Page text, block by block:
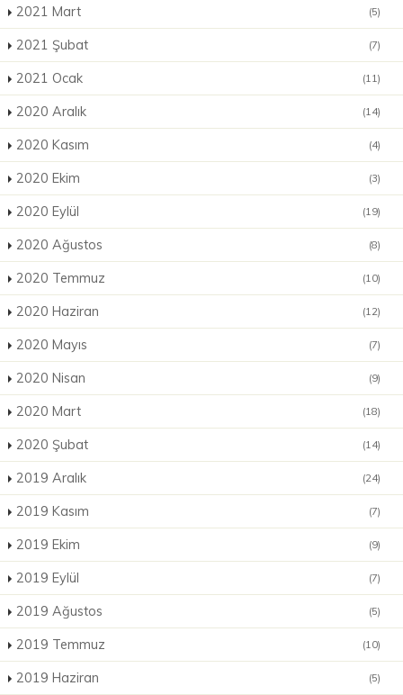
2021 Mart (5)
2021 Şubat (7)
2021 Ocak (11)
2020 Aralık (14)
2020 Kasım (4)
2020 Ekim (3)
2020 Eylül (19)
2020 Ağustos (8)
2020 Temmuz (10)
2020 Haziran (12)
2020 Mayıs (7)
2020 Nisan (9)
2020 Mart (18)
2020 Şubat (14)
2019 Aralık (24)
2019 Kasım (7)
2019 Ekim (9)
2019 Eylül (7)
2019 Ağustos (5)
2019 Temmuz (10)
2019 Haziran (5)